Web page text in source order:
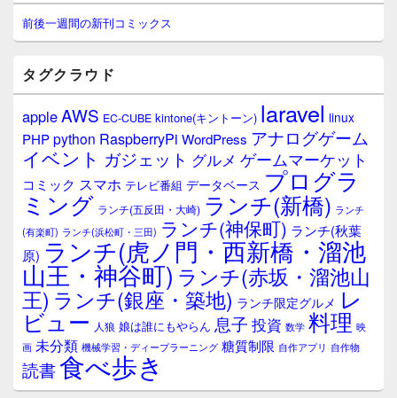
ン
サ
イ
ウ
ィ
ジ
ェ
ア
前後一週間の新刊コミックス
タグクラウド
appleAWS EC-CUBE kintone(キントーン) laravel linux
PHPpython RaspberryPi WordPress アナログゲーム
イベント ガジェット グルメ ゲームマーケット
コミック スマホ テレビ番組 データベース プログラ
ミング ランチ(五反田・大崎) ランチ(新橋) ランチ
(有楽町) ランチ(浜松町・三田) ランチ(神保町) ランチ(秋葉
原) ランチ(虎ノ門・西新橋・溜池
山王・神谷町) ランチ(赤坂・溜池山
王) ランチ(銀座・築地) ランチ限定グルメ レ
ビュー 人狼 娘は誰にもやらん 息子 投資 数学 料理 映
画 未分類 機械学習・ディープラーニング 糖質制限 自作アプリ 自作物
読書食べ歩き